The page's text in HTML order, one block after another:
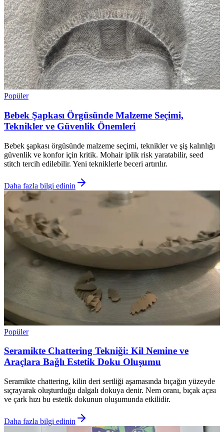
Popüler
Bebek Şapkası Örgüsünde Malzeme Seçimi,
Teknikler ve Güvenlik Önemleri
Bebek şapkası örgüsünde malzeme seçimi, teknikler ve şiş kalınlığı
güvenlik ve konfor için kritik. Mohair iplik risk yaratabilir, seed
stitch tercih edilebilir. Yeni tekniklerle beceri artırılır.
Daha fazla bilgi edinin
Popüler
Seramikte Chattering Tekniği: Kil Nemine ve
Araçlara Bağlı Estetik Doku Oluşumu
Seramikte chattering, kilin deri sertliği aşamasında bıçağın yüzeyde
sıçrayarak oluşturduğu dalgalı dokuya denir. Nem oranı, bıçak açısı
ve çark hızı bu estetik dokunun oluşumunda etkilidir.
Daha fazla bilgi edinin